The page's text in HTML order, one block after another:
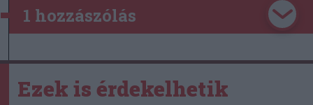
1 hozzászólás
Ezek is érdekelhetik